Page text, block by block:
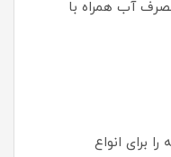
آب همراه با
برای انواع